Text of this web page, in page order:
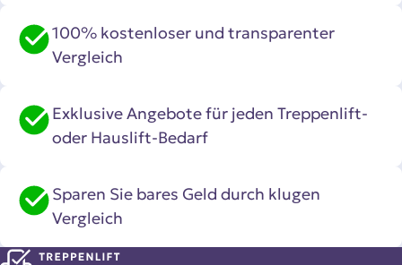
100% kostenloser und transparenter
Vergleich
Exklusive Angebote für jeden Treppenlift-
oder Hauslift-Bedarf
Sparen Sie bares Geld durch klugen
Vergleich